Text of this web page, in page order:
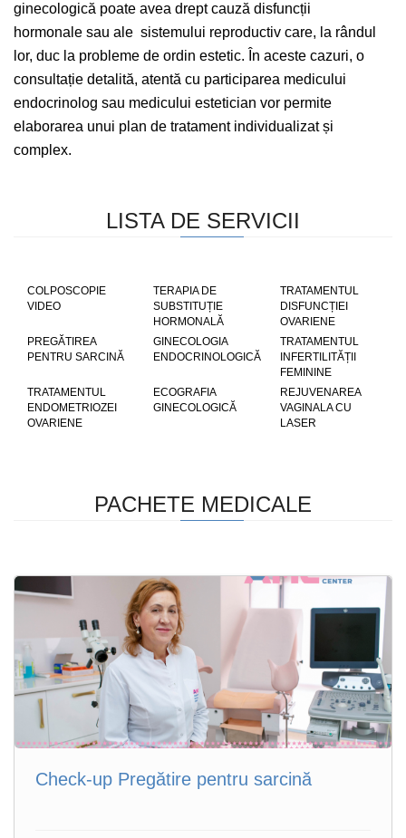
ginecologică poate avea drept cauză disfuncții
hormonale sau ale sistemului reproductiv care, la rândul
lor, duc la probleme de ordin estetic. În aceste cazuri, o
consultație detalită, atentă cu participarea medicului
endocrinolog sau medicului estetician vor permite
elaborarea unui plan de tratament individualizat și
complex.
LISTA DE SERVICII
COLPOSCOPIE
VIDEO
TERAPIA DE
SUBSTITUȚIE
HORMONALĂ
TRATAMENTUL
DISFUNCȚIEI
OVARIENE
PREGĂTIREA
PENTRU SARCINĂ
GINECOLOGIA
ENDOCRINOLOGICĂ
TRATAMENTUL
INFERTILITĂȚII
FEMININE
TRATAMENTUL
ENDOMETRIOZEI
OVARIENE
ECOGRAFIA
GINECOLOGICĂ
REJUVENAREA
VAGINALA CU
LASER
PACHETE MEDICALE
Check-up Pregătire pentru sarcină